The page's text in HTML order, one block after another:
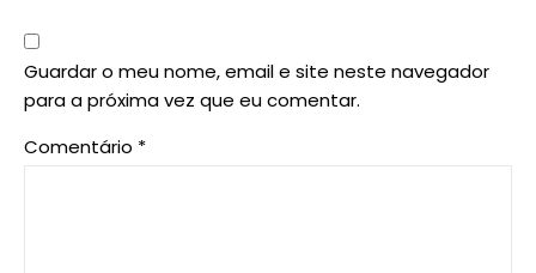
Guardar o meu nome, email e site neste navegador
para a próxima vez que eu comentar.
Comentário *